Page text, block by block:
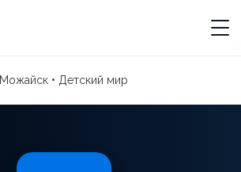
Можайск • Детский мир